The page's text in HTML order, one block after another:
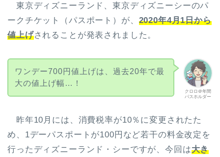
東京ディズニーランド、東京ディズニーシーのパ
ークチケット（パスポート）が、 2020年4月1日から
値上げされることが発表されました。
クロロ＠年間
パスホルダー
ワンデー700円値上げは、過去20年で最
大の値上げ幅…！
昨年10月には、消費税率が10％に変更されたた
め、1デーパスポートが100円など若干の料金改定を
行ったディズニーランド・シーですが、今回は大き